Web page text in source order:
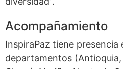
Acompañamiento
InspiraPaz tiene presencia
departamentos (Antioquia,